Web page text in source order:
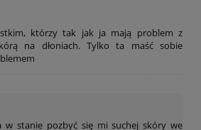
którzy tak jak ja mają problem z
na dłoniach. Tylko ta maść sobie
w stanie pozbyć się mi suchej skóry we